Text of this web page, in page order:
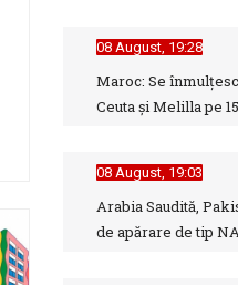
08 August, 19:28
Maroc: Se
Ceuta şi Melilla pe
08 August, 19:03
Arabia Saudită,
de apărare de tip